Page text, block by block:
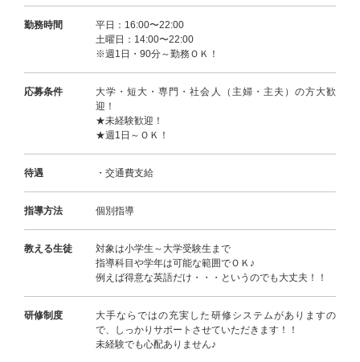
勤務時間
平日：16:00〜22:00
土曜日：14:00〜22:00
※週1日・90分～勤務ＯＫ！
応募条件
大学・短大・専門・社会人（主婦・主夫）の方大歓
迎！
★未経験歓迎！
★週1日～ＯＫ！
待遇 ・交通費支給
指導方法 個別指導
教える生徒
対象は小学生～大学受験生まで
指導科目や学年は可能な範囲でＯＫ♪
例えば得意な英語だけ・・・というのでも大丈夫！！
研修制度
大手ならではの充実した研修システムがありますの
で、しっかりサポートさせていただきます！！
未経験でも心配ありません♪